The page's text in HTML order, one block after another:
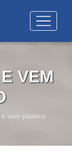
VEM
vem plástico